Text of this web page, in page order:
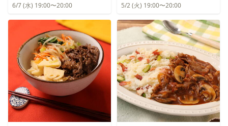
6/7 (水) 19:00〜20:00 5/2 (火) 19:00〜20:00